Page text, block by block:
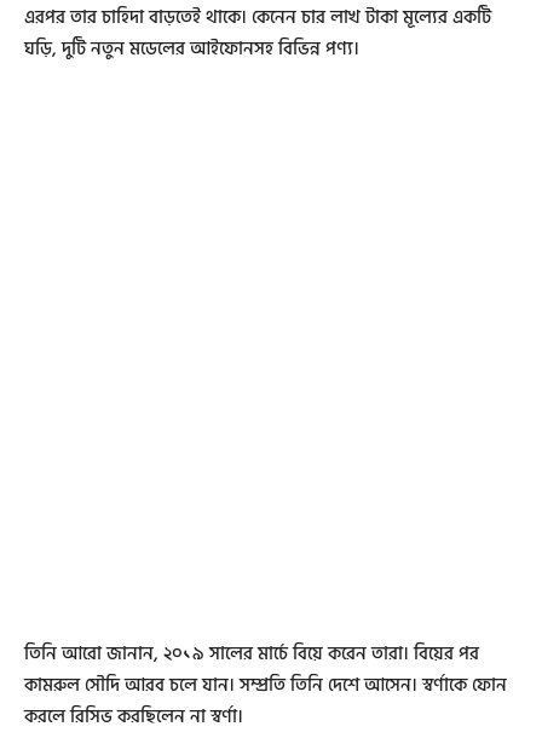
এরপর তার চাহিদা বাড়তেই থাকে। কেনেন চার লাখ টাকা মূল্যের একটি
ঘড়ি, দুটি নতুন মডেলের আইফোনসহ বিভিন্ন পণ্য।
তিনি আরো জানান, ২০১৯ সালের মার্চে বিয়ে করেন তারা। বিয়ের পর
কামরুল সৌদি আরব চলে যান। সম্প্রতি তিনি দেশে আসেন। স্বর্ণাকে ফোন
করলে রিসিভ করছিলেন না স্বর্ণা।